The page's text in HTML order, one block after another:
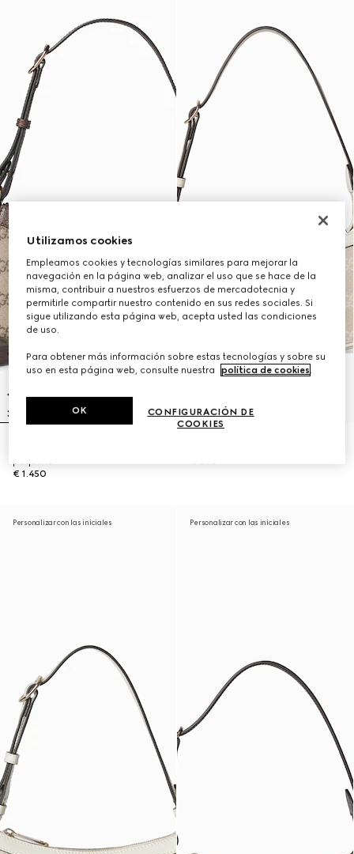
pequeño
€ 1.450
€ 690
Personalizar con las iniciales Personalizar con las iniciales
Utilizamos cookies
Empleamos cookies y tecnologías similares para mejorar la
navegación en la página web, analizar el uso que se hace de la
misma, contribuir a nuestros esfuerzos de mercadotecnia y
permitirle compartir nuestro contenido en sus redes sociales. Si
sigue utilizando esta página web, acepta usted las condiciones
de uso.
Para obtener más información sobre estas tecnologías y sobre su
uso en esta página web, consulte nuestra
política de cookies.
CONFIGURACIÓN DE
COOKIES
OK